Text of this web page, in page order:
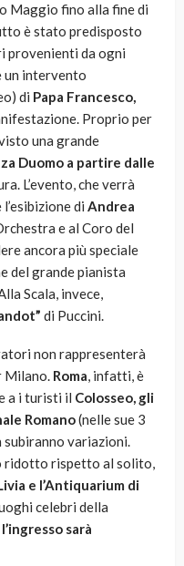
Maggio fino alla fine di
è stato predisposto
provenienti da ogni
un intervento
di Papa Francesco,
Proprio per
una grande
Duomo a partire dalle
L’evento, che verrà
l’esibizione di Andrea
e al Coro del
ancora più speciale
del grande pianista
Scala, invece,
di Puccini.
non rappresenterà
Milano. Roma, infatti, è
a i turisti il Colosseo, gli
Romano(nelle sue 3
subiranno variazioni.
ridotto rispetto al solito,
e l’Antiquarium di
celebri della
l’ingresso sarà